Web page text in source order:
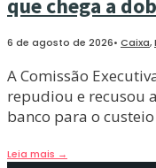
que chega a
6 de agosto de 2026• Caixa,
A Comissão
repudiou e recusou
banco para o
Leia mais →